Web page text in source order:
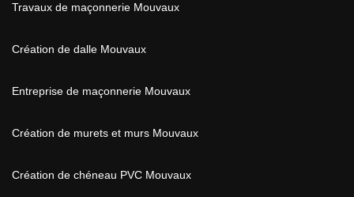
Travaux de maçonnerie Mouvaux
Création de dalle Mouvaux
Entreprise de maçonnerie Mouvaux
Création de murets et murs Mouvaux
Création de chéneau PVC Mouvaux